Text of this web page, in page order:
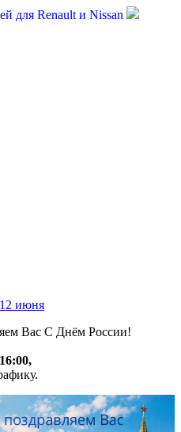
для Renault и Nissan
июня
Вас С Днём России!